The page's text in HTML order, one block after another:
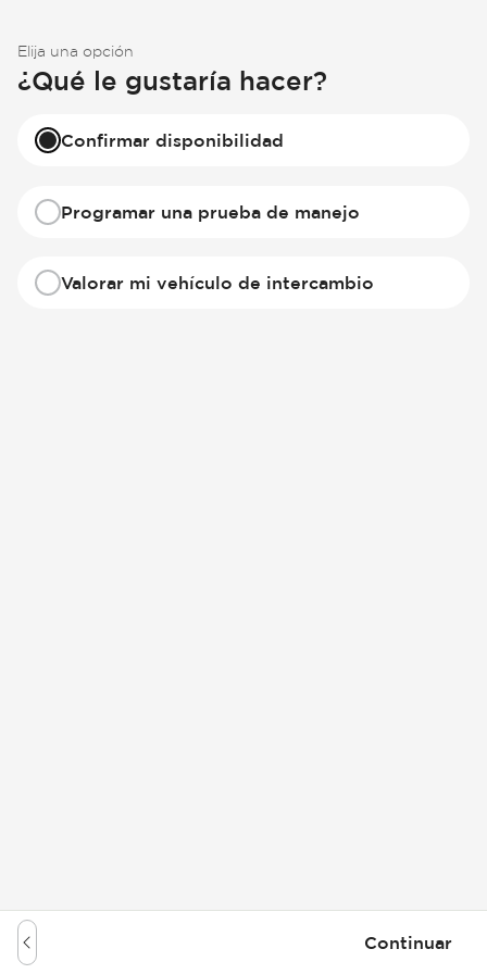
Elija una opción
¿Qué le gustaría hacer?
Confirmar disponibilidad
Programar una prueba de manejo
Valorar mi vehículo de intercambio
Continuar